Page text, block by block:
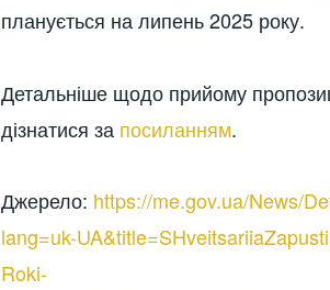
планується на липень 2025 року.
Детальніше щодо прийому
дізнатися за посиланням.
Джерело: https://me.gov.ua/News/
lang=uk-
Roki-